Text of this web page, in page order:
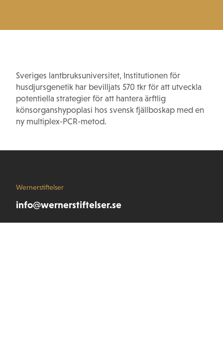
Sveriges lantbruksuniversitet, Institutionen för
husdjursgenetik har bevilljats 570 tkr för att utveckla
potentiella strategier för att hantera ärftlig
könsorganshypoplasi hos svensk fjällboskap med en
ny multiplex-PCR-metod.
Wernerstiftelser
info@wernerstiftelser.se